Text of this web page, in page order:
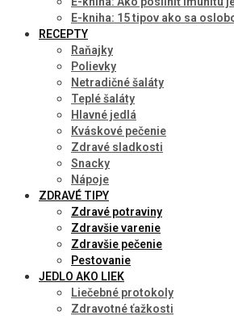
E-kniha: 15 tipov ako sa
RECEPTY
Raňajky
Polievky
Netradičné šaláty
Teplé šaláty
Hlavné jedlá
Kváskové pečenie
Zdravé sladkosti
Snacky
Nápoje
ZDRAVÉ TIPY
Zdravé potraviny
Zdravšie varenie
Zdravšie pečenie
Pestovanie
JEDLO AKO LIEK
Liečebné protokoly
Zdravotné ťažkosti